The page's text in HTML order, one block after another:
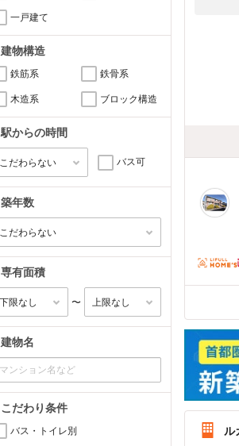
一戸建て
建物構造
鉄筋系 鉄骨系
木造系 ブロック構造
駅からの時間
バス可
築年数
専有面積
〜
建物名
こだわり条件
バス・トイレ別
ル